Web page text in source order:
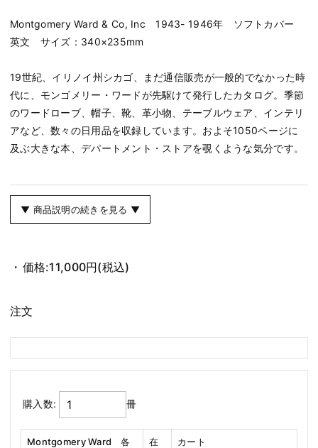
Montgomery Ward & Co, Inc 1943- 1946年 ソフトカバー
英文 サイズ：340×235mm
19世紀、イリノイ州シカゴ、まだ通信販売が一般的でなかった時
代に、モンゴメリー・ワードが先駆けて発行したカタログ。季節
のワードローブ、帽子、靴、革小物、テーブルウェア、インテリ
アなど、数々の日用品を収録しています。およそ1050ページに
及ぶ大きな本、デパートメント・ストアを覗くような気分です。
▼ 商品説明の続きを見る ▼
価格:11,000円(税込)
注文
購入数: 冊
Montgomery Ward 各
在
カート